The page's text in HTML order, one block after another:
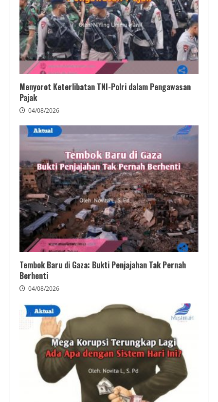
Menyorot Keterlibatan TNI-Polri dalam Pengawasan
Pajak
04/08/2026
Tembok Baru di Gaza: Bukti Penjajahan Tak Pernah
Berhenti
04/08/2026